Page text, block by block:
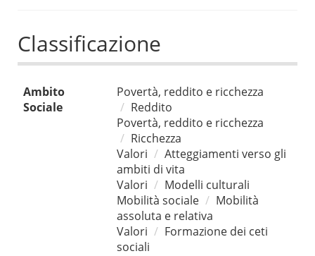
Classificazione
Ambito
Sociale
Povertà, reddito e ricchezza
Reddito
Povertà, reddito e ricchezza
Ricchezza
Valori
Atteggiamenti verso gli
ambiti di vita
Valori
Modelli culturali
Mobilità sociale
Mobilità
assoluta e relativa
Valori
Formazione dei ceti
sociali